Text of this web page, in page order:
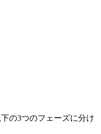
の3つのフェーズに分け